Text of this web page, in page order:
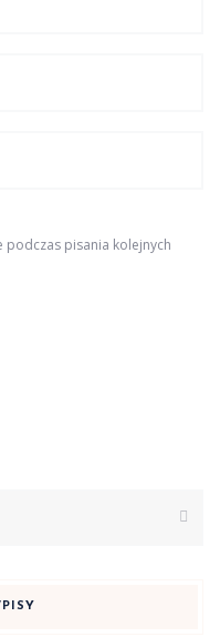
pisania kolejnych